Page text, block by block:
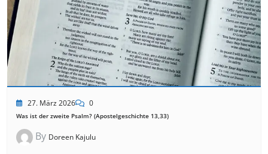
27. März 2026 0
Was ist der zweite Psalm? (Apostelgeschichte 13,33)
By Doreen Kajulu